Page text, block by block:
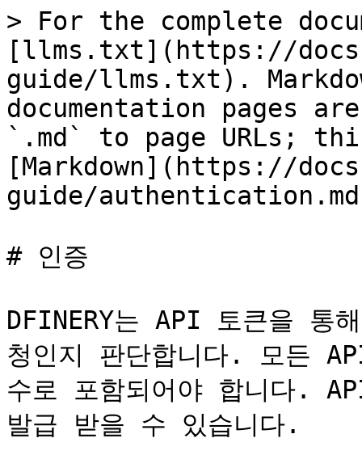
> For the complete
[llms.txt](https://
guide/llms.txt).
documentation pages
`.md` to page URLs;
[Markdown](https://
guide/
# 인증
DFINERY는 API 토큰을 통
청인지 판단합니다. 모든
수로 포함되어야 합니다.
발급 받을 수 있습니다.